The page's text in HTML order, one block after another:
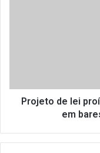
de
plástico
Projeto de lei
em